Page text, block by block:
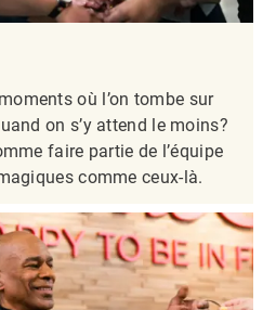
où l’on tombe sur
on s’y attend le moins?
faire partie de l’équipe
comme ceux-là.​​​​​​​